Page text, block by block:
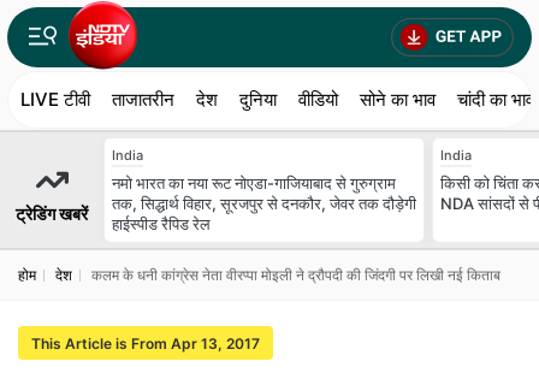
LIVE टीवी ताजातरीन देश दुनिया वीडियो सोने का भाव चांदी का भाव
ट्रेडिंग खबरें
India
नमो भारत का नया रूट नोएडा-गाजियाबाद से गुरुग्राम
तक, सिद्धार्थ विहार, सूरजपुर से दनकौर, जेवर तक दौड़ेगी
हाईस्पीड रैपिड रेल
India
किसी को चिंता
NDA सांसदों से
होम देश कलम के धनी कांग्रेस नेता वीरप्पा मोइली ने द्रौपदी की जिंदगी पर लिखी नई किताब
This Article is From Apr 13, 2017